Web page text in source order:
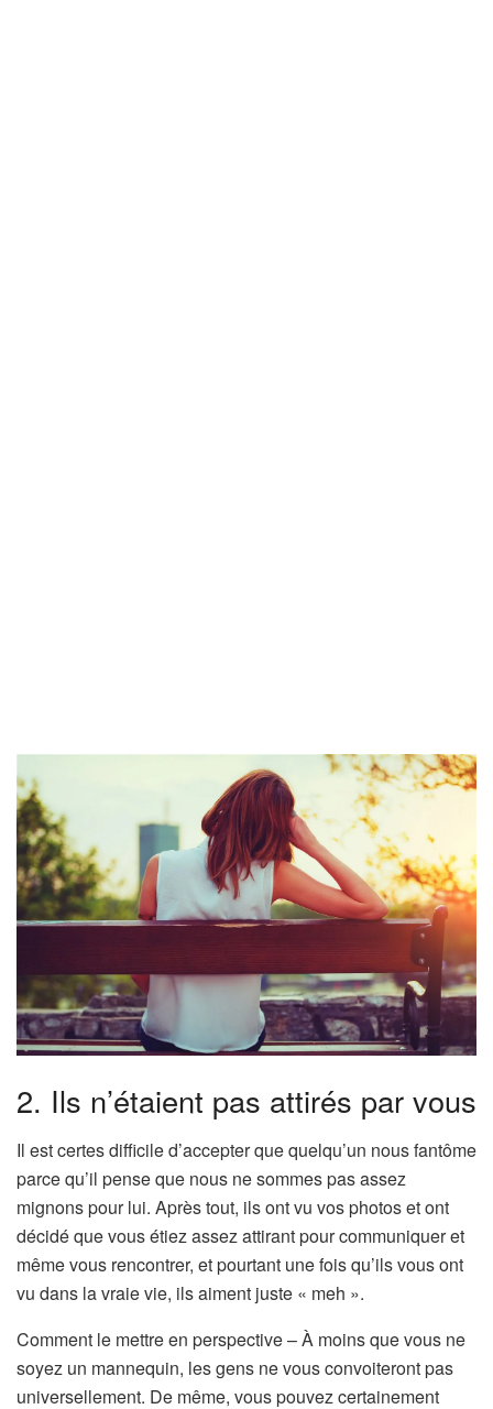
2. Ils n’étaient pas attirés par vous
Il est certes difficile d’accepter que quelqu’un nous fantôme
parce qu’il pense que nous ne sommes pas assez
mignons pour lui. Après tout, ils ont vu vos photos et ont
décidé que vous étiez assez attirant pour communiquer et
même vous rencontrer, et pourtant une fois qu’ils vous ont
vu dans la vraie vie, ils aiment juste « meh ».
Comment le mettre en perspective – À moins que vous ne
soyez un mannequin, les gens ne vous convoiteront pas
universellement. De même, vous pouvez certainement